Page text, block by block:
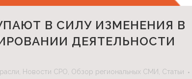
В СИЛУ ИЗМЕНЕНИЯ В
ДЕЯТЕЛЬНОСТИ
Новости СРО Обзор региональных СМИ
Статьи